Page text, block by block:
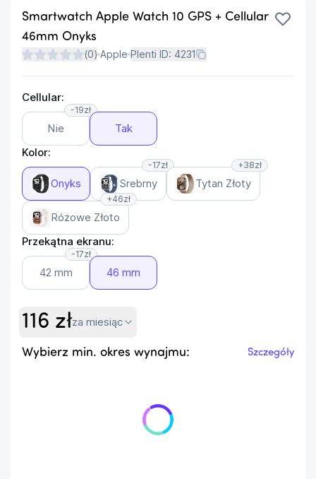
Smartwatch Apple Watch 10 GPS + Cellular
46mm Onyks
(0) Apple Plenti ID: 4231
Cellular:
-19zł
Nie
Tak
Kolor:
Onyks
-17zł
Srebrny
+38zł
Tytan Złoty
+46zł
Różowe Złoto
Przekątna ekranu:
-17zł
42 mm 46 mm
116 złza miesiąc
Wybierz min. okres wynajmu: Szczegóły